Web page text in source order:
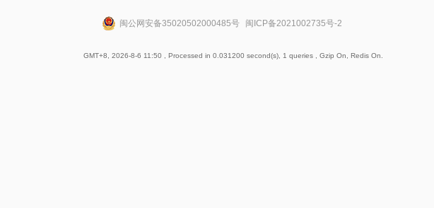
闽公网安备35020502000485号 闽ICP备2021002735号-2
GMT+8, 2026-8-6 11:50 , Processed in 0.031200 second(s), 1 queries , Gzip On, Redis On.